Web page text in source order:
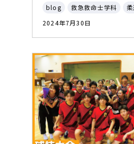
blog 救急救命士学科
2024年7月30日